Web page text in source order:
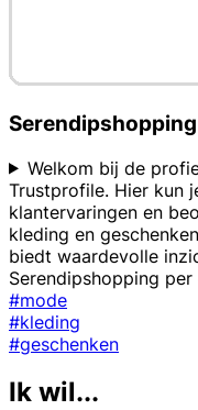
Serendipshopping
Welkom bij de
Trustprofile. Hier kun
klantervaringen en
kleding en
biedt waardevolle
Serendipshopping
#mode
#kleding
#geschenken
Ik wil...